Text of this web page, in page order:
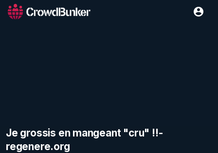
Je grossis en mangeant "cru" !!-
regenere.org